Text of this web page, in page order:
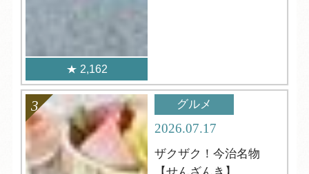
2,162
グルメ
2026.07.17
ザクザク！今治名物